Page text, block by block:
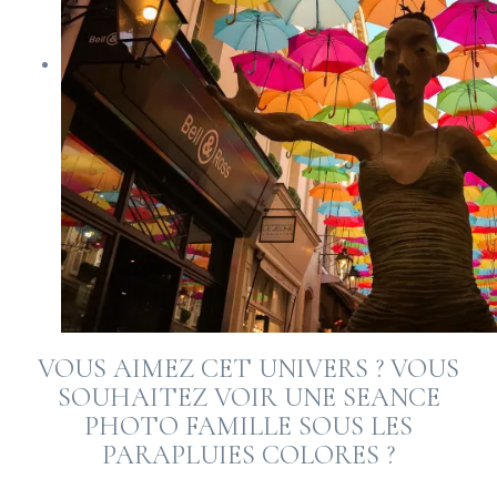
VOUS AIMEZ CET UNIVERS ? VOUS
SOUHAITEZ VOIR UNE SEANCE
PHOTO FAMILLE SOUS LES
PARAPLUIES COLORES ?